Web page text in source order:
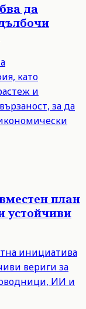
да
като
и
за да
план
устойчиви
инициатива
вериги за
ИИ и